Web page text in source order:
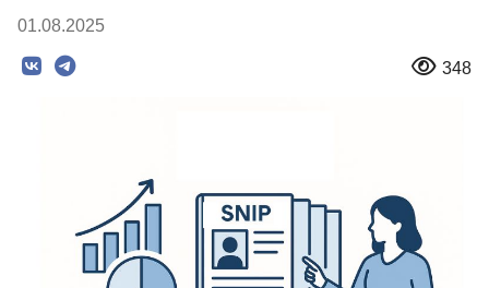
01.08.2025
348